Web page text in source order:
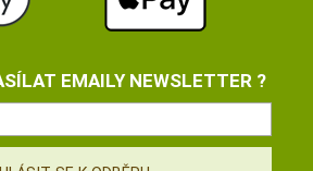
EMAILY NEWSLETTER ?